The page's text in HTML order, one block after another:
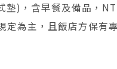
墊)，含早餐及備品，
定為主，且飯店方保有